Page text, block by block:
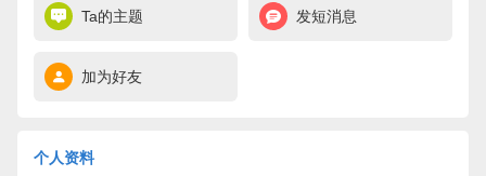
Ta的主题 发短消息
加为好友
个人资料